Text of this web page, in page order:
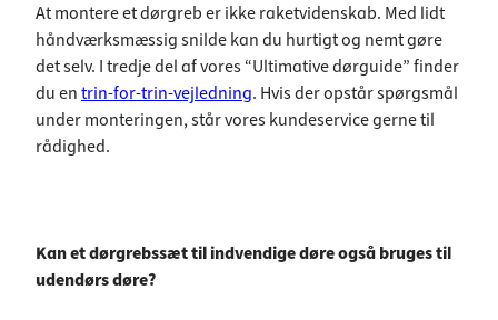
At montere et dørgreb er ikke raketvidenskab. Med lidt
håndværksmæssig snilde kan du hurtigt og nemt gøre
det selv. I tredje del af vores “Ultimative dørguide” finder
du entrin-for-trin-vejledning. Hvis der opstår spørgsmål
under monteringen, står vores kundeservice gerne til
rådighed.
Kan et dørgrebssæt til indvendige døre også bruges til
udendørs døre?